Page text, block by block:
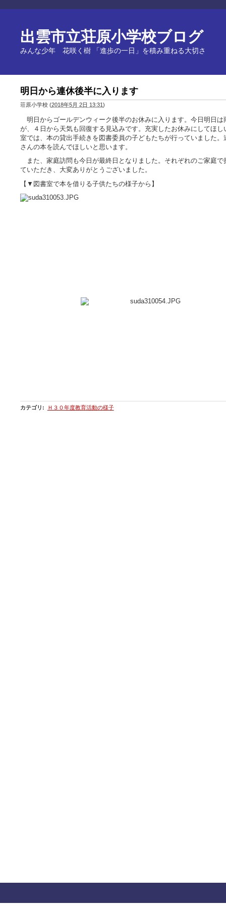
出雲市立荘原小学校ブログ
みんな少年 花咲く樹 「進歩の一日」を積み重ねる大切さ
明日から連休後半に入ります
荘原小学校 (2018年5月 2日 13:31)
明日からゴールデンウィーク後半のお休みに入ります。今日明日は
が、４日から天気も回復する見込みです。充実したお休みにしてほし
室では、本の貸出手続きを図書委員の子どもたちが行っていました。
さんの本を読んでほしいと思います。
また、家庭訪問も今日が最終日となりました。それぞれのご家庭で
ていただき、大変ありがとうございました。
【▼図書室で本を借りる子供たちの様子から】
カテゴリ : Ｈ３０年度教育活動の様子